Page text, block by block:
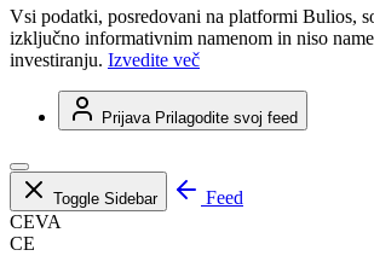
Vsi podatki, posredovani na platformi Bulios,
izključno informativnim namenom in niso
investiranju. Izvedite več
Prijava Prilagodite svoj feed
Toggle Sidebar
Feed
CEVA
CE